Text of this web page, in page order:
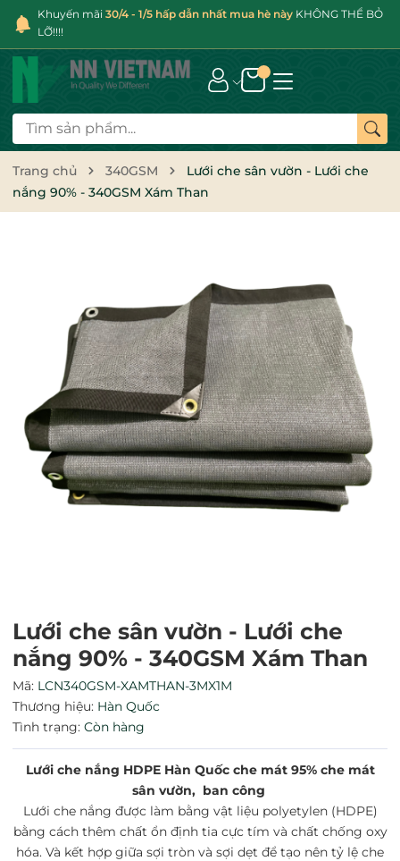
Khuyến mãi 30/4 - 1/5 hấp dẫn nhất mua hè này KHÔNG THỂ BỎ
LỠ!!!!
Trang chủ 340GSM
Lưới che sân vườn - Lưới che
nắng 90% - 340GSM Xám Than
Lưới che sân vườn - Lưới che
nắng 90% - 340GSM Xám Than
Mã: LCN340GSM-XAMTHAN-3MX1M
Thương hiệu: Hàn Quốc
Tình trạng: Còn hàng
Lưới che nắng HDPE Hàn Quốc che mát 95% che mát
sân vườn, ban công
Lưới che nắng được làm bằng vật liệu polyetylen (HDPE)
bằng cách thêm chất ổn định tia cực tím và chất chống oxy
hóa. Và kết hợp giữa sợi tròn và sợi dẹt để tạo nên tỷ lệ che
Ngày hết hạn:
Điều kiện: